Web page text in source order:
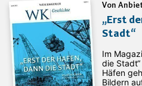
Von
„Erst
Stadt“
Im
die
Häfen
Bildern